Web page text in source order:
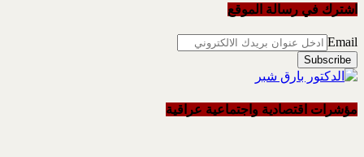
اشترك في رسالة الموقع
Email
مؤشرات اقتصادية واجتماعية عراقية